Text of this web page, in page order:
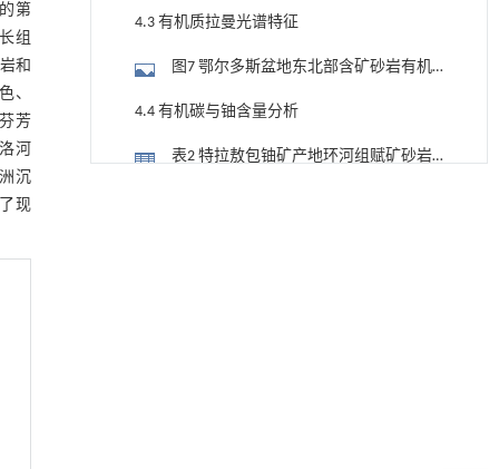
第
组
和
、
芳
河
沉
现
4.3 有机质拉曼光谱特征
图7 鄂尔多斯盆地东北部含矿砂岩有机
4.4 有机碳与铀含量分析
表2 特拉敖包铀矿产地环河组赋矿砂岩